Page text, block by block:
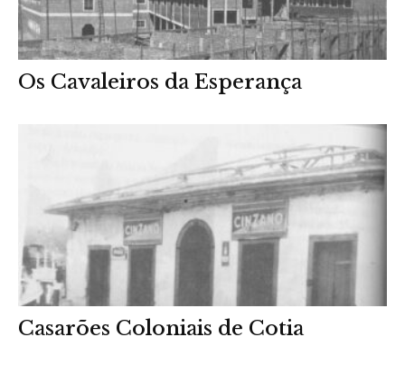
Os Cavaleiros da Esperança
Casarões Coloniais de Cotia